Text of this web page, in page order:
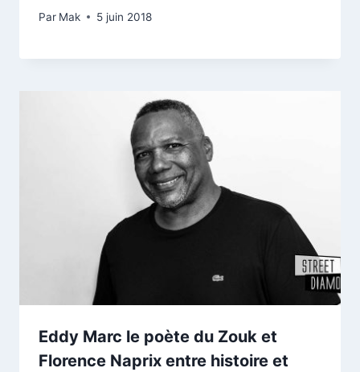
Par Mak 5 juin 2018
Eddy Marc le poète du Zouk et
Florence Naprix entre histoire et